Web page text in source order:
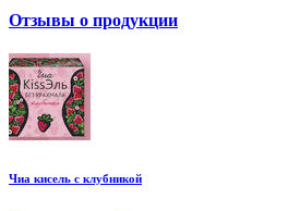
Отзывы о продукции
Чиа кисель с клубникой